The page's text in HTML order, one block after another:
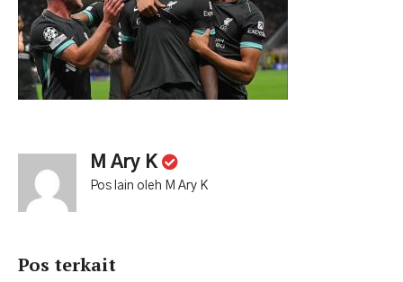
M Ary K
Pos lain oleh M Ary K
Pos terkait